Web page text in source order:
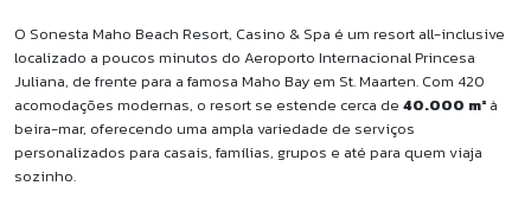
O Sonesta Maho Beach Resort, Casino & Spa é um resort all-inclusive
localizado a poucos minutos do Aeroporto Internacional Princesa
Juliana, de frente para a famosa Maho Bay em St. Maarten. Com 420
acomodações modernas, o resort se estende cerca de 40.000 m² à
beira-mar, oferecendo uma ampla variedade de serviços
personalizados para casais, famílias, grupos e até para quem viaja
sozinho.